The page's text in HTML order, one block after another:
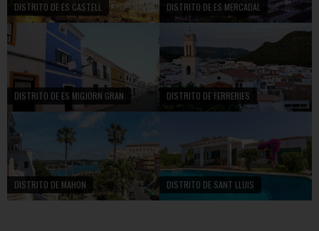
DISTRITO DE ES CASTELL DISTRITO DE ES MERCADAL
DISTRITO DE ES MIGJORN GRAN DISTRITO DE FERRERIES
DISTRITO DE MAHON DISTRITO DE SANT LLUIS